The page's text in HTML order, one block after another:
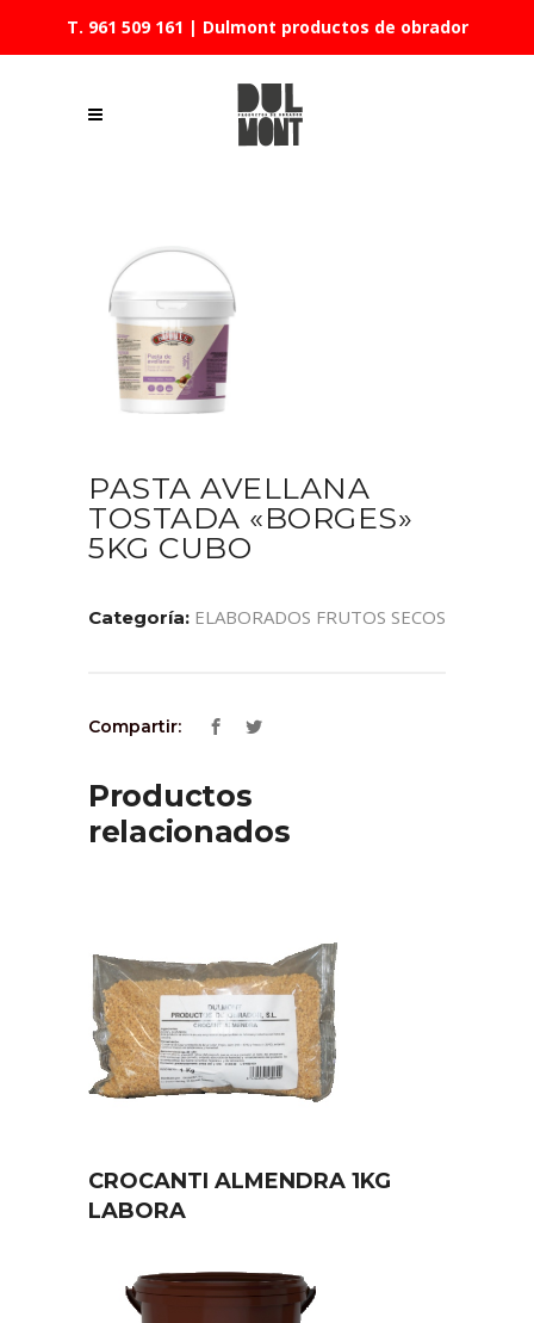
T. 961 509 161 | Dulmont productos de obrador
PASTA AVELLANA
TOSTADA «BORGES»
5KG CUBO
Categoría: ELABORADOS FRUTOS SECOS
Compartir:
Productos
relacionados
CROCANTI ALMENDRA 1KG
LABORA